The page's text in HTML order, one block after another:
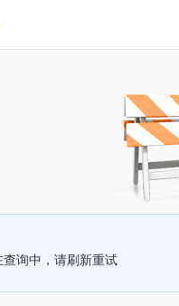
查询中，请刷新重试